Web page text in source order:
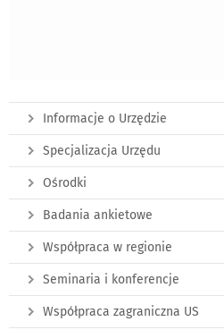
Informacje o Urzędzie
Specjalizacja Urzędu
Ośrodki
Badania ankietowe
Współpraca w regionie
Seminaria i konferencje
Współpraca zagraniczna US